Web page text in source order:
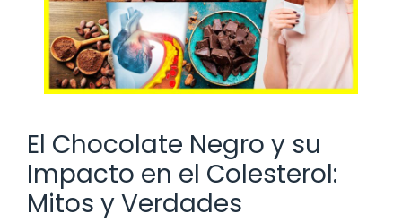
El Chocolate Negro y su
Impacto en el Colesterol:
Mitos y Verdades